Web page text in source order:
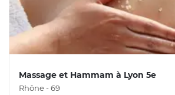
Massage et Hammam à Lyon 5e
Rhône - 69